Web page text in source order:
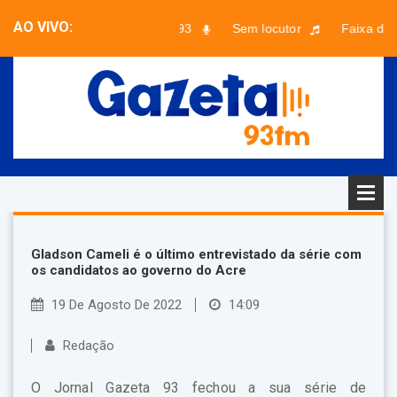
AO VIVO: Musical 93 Sem locutor Faixa
Gladson Cameli é o último entrevistado da série com
os candidatos ao governo do Acre
19 De Agosto De 2022 14:09
Redação
O Jornal Gazeta 93 fechou a sua série de